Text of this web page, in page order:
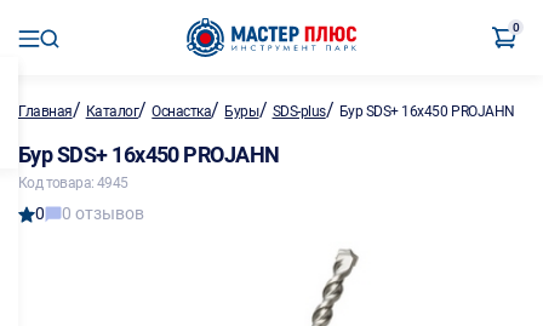
0
Главная/ Каталог/Оснастка/ Буры/ SDS-plus/ Бур SDS+ 16х450 PROJAHN
Бур SDS+ 16х450 PROJAHN
Код товара: 4945
0 0 отзывов